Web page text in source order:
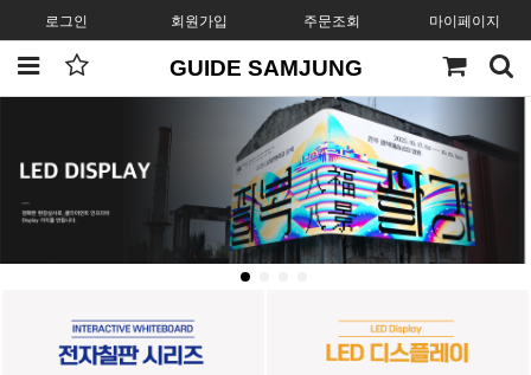
로그인 회원가입 주문조회 마이페이지
GUIDE SAMJUNG